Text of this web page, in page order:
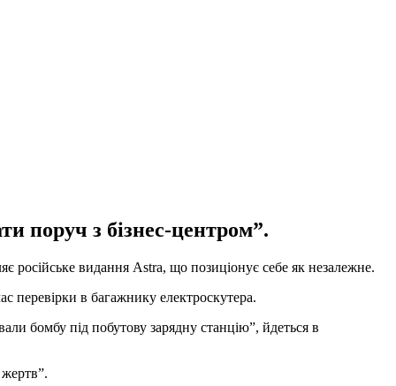
поруч з бізнес-центром”.
російське видання Astra, що позиціонує себе як незалежне.
перевірки в багажнику електроскутера.
бомбу під побутову зарядну станцію”, йдеться в